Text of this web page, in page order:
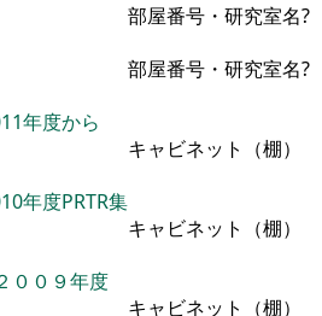
部屋番号・研究室名?
部屋番号・研究室名?
年度から
キャビネット（棚）
年度PRTR集
キャビネット（棚）
００９年度
キャビネット（棚）